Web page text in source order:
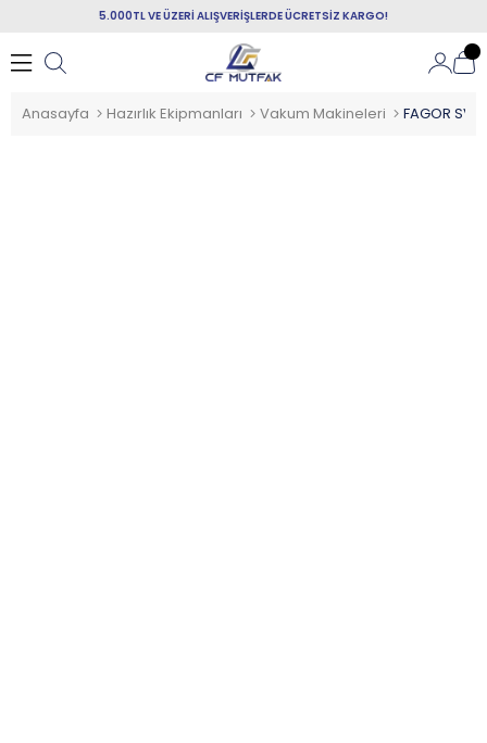
5.000TL VE ÜZERİ ALIŞVERİŞLERDE ÜCRETSİZ KARGO!
Anasayfa Hazırlık Ekipmanları Vakum Makineleri FAGOR